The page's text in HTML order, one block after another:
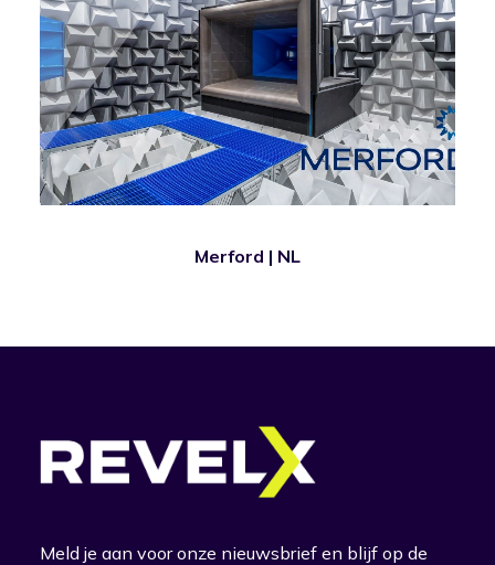
Merford | NL
Meld je aan voor onze nieuwsbrief en blijf op de